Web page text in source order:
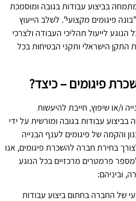
בביצוע עבודות בגובה ומוסמכת
פיגומים מקצועי". לשלב הייעוץ
לייעול תהליכי העבודה ולצרכי
הישראלי ותקני הבטיחות בכל
פיגומים – כיצד?
ו/או שיפוץ, חייבת להיעשות
עבודות בגובה ומורשית על ידי
והקמה של פיגומים לענף הבנייה
בחירת חברה להשכרת פיגומים, אנו
פרמטרים מרכזיים בכל הנוגע
וביניהם:
של החברה בחתום ביצוע עבודות